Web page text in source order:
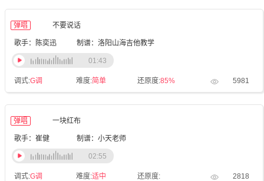
弹唱 不要说话
歌手：陈奕迅 制谱：洛阳山海吉他教学
调式:G调 难度:简单 还原度:85% 5981
01:43
弹唱 一块红布
歌手：崔健 制谱：小天老师
调式:G调 难度:适中 还原度: 2818
02:55